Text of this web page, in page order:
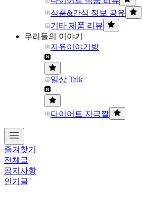
식품&간식 정보 공유
기타 제품 리뷰
우리들의 이야기
자유이야기방
일상 Talk
다이어트 자극짤
즐겨찾기
전체글
공지사항
인기글